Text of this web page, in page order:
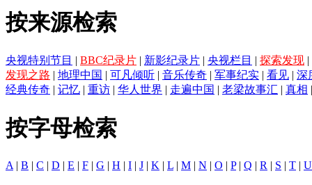
按来源检索
央视特别节目 BBC纪录片 新影纪录片 央视栏目 探索发现
发现之路
地理中国 可凡倾听 音乐传奇 军事纪实 看见
深
经典传奇
记忆 重访 华人世界 走遍中国 老梁故事汇 真相
按字母检索
A | B | C | D | E | F | G | H | I | J | K | L | M | N | O | P| Q | R | S | T | U